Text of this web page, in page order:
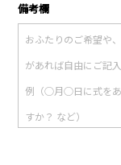
備考欄